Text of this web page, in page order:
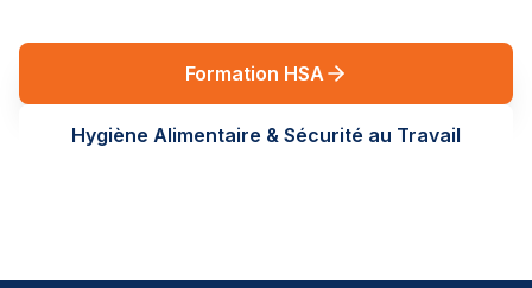
Formation HSA
Hygiène Alimentaire & Sécurité au Travail